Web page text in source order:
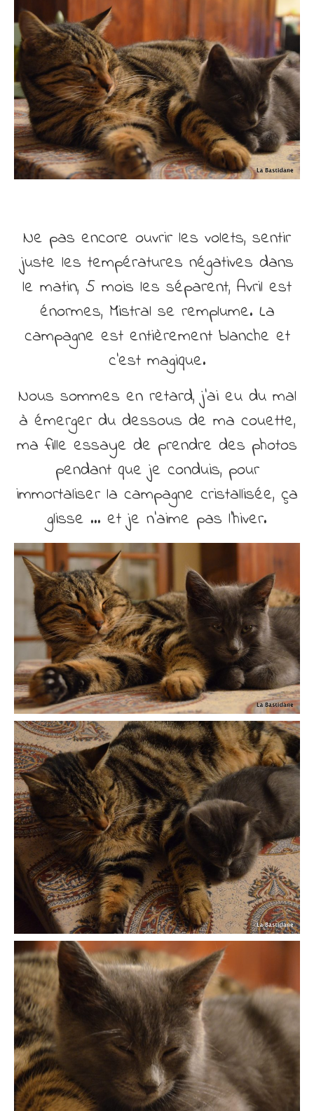
Ne pas encore ouvrir les volets, sentir
juste les températures négatives dans
le matin, 5 mois les séparent, Avril est
énormes, Mistral se remplume. La
campagne est entièrement blanche et
c’est magique.
Nous sommes en retard, j’ai eu du mal
à émerger du dessous de ma couette,
ma fille essaye de prendre des photos
pendant que je conduis, pour
immortaliser la campagne cristallisée, ça
glisse … et je n’aime pas l’hiver.